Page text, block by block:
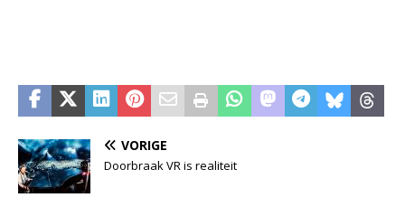
VORIGE
Doorbraak VR is realiteit